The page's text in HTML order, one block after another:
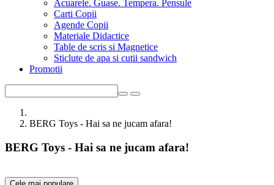
Acuarele. Guase. Tempera. Pensule
Carti Copii
Agende Copii
Materiale Didactice
Table de scris si Magnetice
Sticlute de apa si cutii sandwich
Promotii
BERG Toys - Hai sa ne jucam afara!
BERG Toys - Hai sa ne jucam afara!